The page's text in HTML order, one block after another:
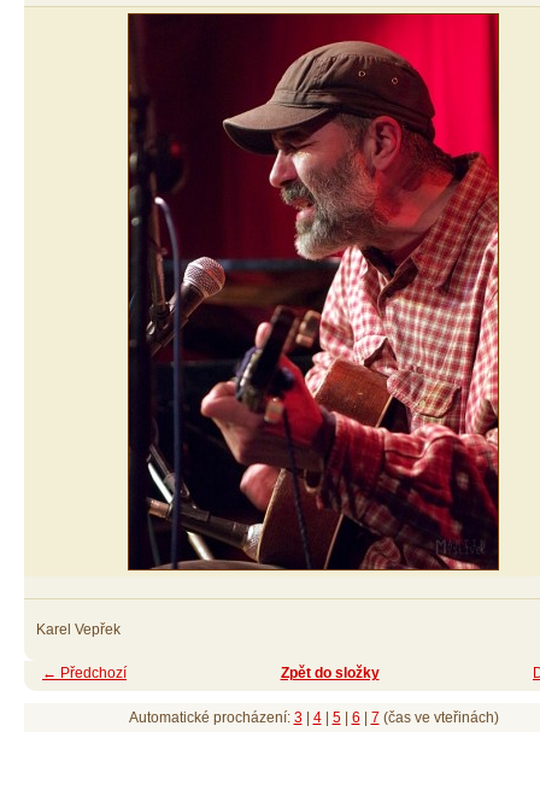
Karel Vepřek
← Předchozí Zpět do složky
Automatické procházení: 3| 4| 5| 6 7 (čas ve vteřinách)